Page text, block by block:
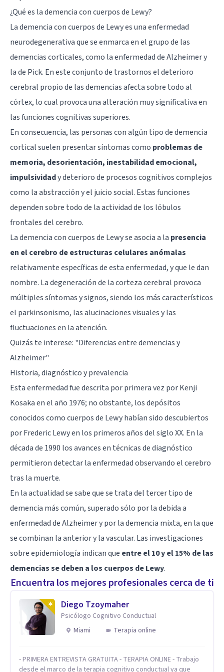
¿Qué es la demencia con cuerpos de Lewy?
La demencia con cuerpos de Lewy es una enfermedad
neurodegenerativa que se enmarca en el grupo de las
demencias corticales, como la enfermedad de Alzheimer y
la de Pick. En este conjunto de trastornos el deterioro
cerebral propio de las demencias afecta sobre todo al
córtex, lo cual provoca una alteración muy significativa en
las funciones cognitivas superiores.
En consecuencia, las personas con algún tipo de demencia
cortical suelen presentar síntomas como problemas de
memoria, desorientación, inestabilidad emocional,
impulsividady deterioro de procesos cognitivos complejos
como la abstracción y el juicio social. Estas funciones
dependen sobre todo de la actividad de los lóbulos
frontales del cerebro.
La demencia con cuerpos de Lewy se asocia a la presencia
en el cerebro de estructuras celulares anómalas
relativamente específicas de esta enfermedad, y que le dan
nombre. La degeneración de la corteza cerebral provoca
múltiples síntomas y signos, siendo los más característicos
el parkinsonismo, las alucinaciones visuales y las
fluctuaciones en la atención.
Quizás te interese: "Diferencias entre demencias y
Alzheimer"
Historia, diagnóstico y prevalencia
Esta enfermedad fue descrita por primera vez por Kenji
Kosaka en el año 1976; no obstante, los depósitos
conocidos como cuerpos de Lewy habían sido descubiertos
por Frederic Lewy en los primeros años del siglo XX. En la
década de 1990 los avances en técnicas de diagnóstico
permitieron detectar la enfermedad observando el cerebro
tras la muerte.
En la actualidad se sabe que se trata del tercer tipo de
demencia más común, superado sólo por la debida a
enfermedad de Alzheimer y por la demencia mixta, en la que
se combinan la anterior y la vascular. Las investigaciones
sobre epidemiología indican que entre el 10 y el 15% de las
demencias se deben a los cuerpos de Lewy.
Encuentra los mejores profesionales cerca de ti
Diego Tzoymaher
Psicólogo Cognitivo Conductual
Miami
Terapia online
- PRIMERA ENTREVISTA GRATUITA - TERAPIA ONLINE - Trabajo
desde el marco de la terapia cognitivo conductual ya que